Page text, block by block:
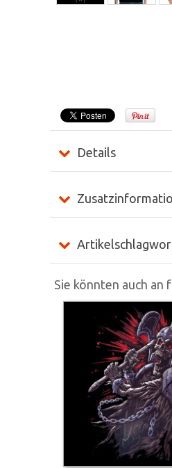
Details
Sie könnten auch